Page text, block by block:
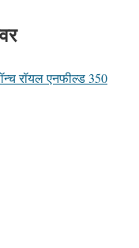
रॉयल एनफील्ड 350